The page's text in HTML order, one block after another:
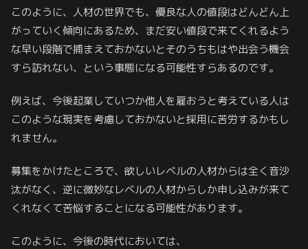
このように、人材の世界でも、優良な人の値段はどんどん上
がっていく傾向にあるため、まだ安い値段で来てくれるよう
な早い段階で捕まえておかないとそのうちもはや出会う機会
すら訪れない、という事態になる可能性すらあるのです。
例えば、今後起業していつか他人を雇おうと考えている人は
このような現実を考慮しておかないと採用に苦労するかもし
れません。
募集をかけたところで、欲しいレベルの人材からは全く音沙
汰がなく、逆に微妙なレベルの人材からしか申し込みが来て
くれなくて苦悩することになる可能性があります。
このように、今後の時代においては、